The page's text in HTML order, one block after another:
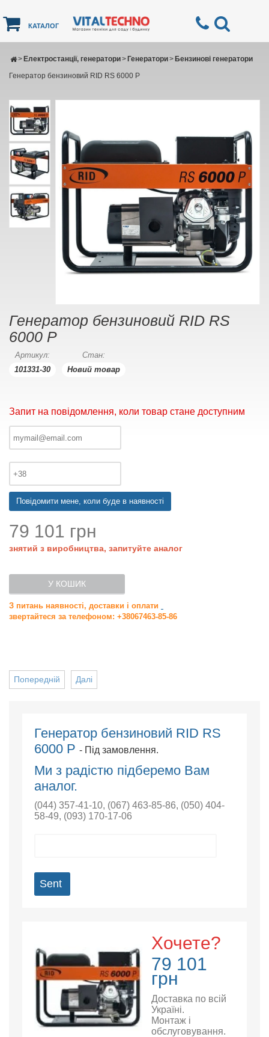
КАТАЛОГ
Електростанції, генератори
> Генератори
> Бензинові генератори
>
Генератор бензиновий RID RS 6000 P
Генератор бензиновий RID RS
6000 P
Артикул:
101331-30
Стан:
Новий товар
Запит на повідомлення, коли товар стане доступним
Повідомити мене, коли буде в наявності
79 101 грн
знятий з виробництва, запитуйте аналог
У КОШИК
З питань наявності, доставки і оплати
звертайтеся за телефоном: +38067463-85-86
Далі
Попередній
Генератор бензиновий RID RS
6000 P - Під замовлення.
Ми з радістю підберемо Вам
аналог.
(044) 357-41-10, (067) 463-85-86, (050) 404-
58-49, (093) 170-17-06
Sent
Хочете?
79 101
грн
Доставка по всій
Україні.
Монтаж і
обслуговування.